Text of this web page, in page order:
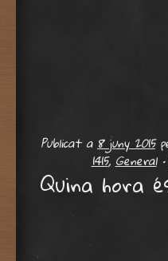
Publicat a8 juny 2015
1415,General
Quina hora